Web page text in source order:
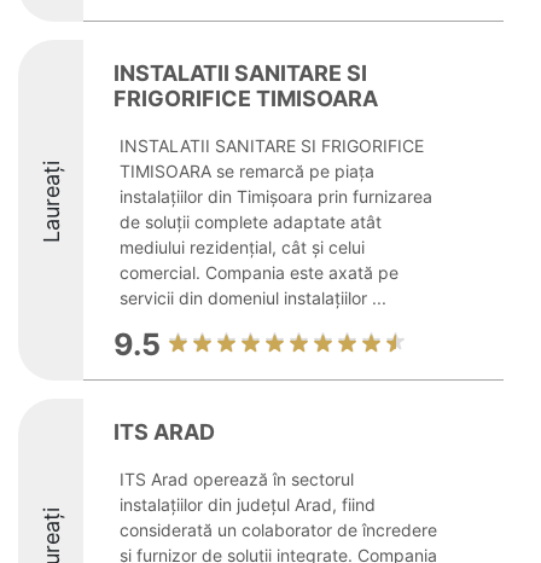
Laureați
INSTALATII SANITARE SI
FRIGORIFICE TIMISOARA
INSTALATII SANITARE SI FRIGORIFICE
TIMISOARA se remarcă pe piața
instalațiilor din Timișoara prin furnizarea
de soluții complete adaptate atât
mediului rezidențial, cât și celui
comercial. Compania este axată pe
servicii din domeniul instalațiilor ...
9.5
ITS ARAD
ITS Arad operează în sectorul
instalațiilor din județul Arad, fiind
considerată un colaborator de încredere
și furnizor de soluții integrate. Compania